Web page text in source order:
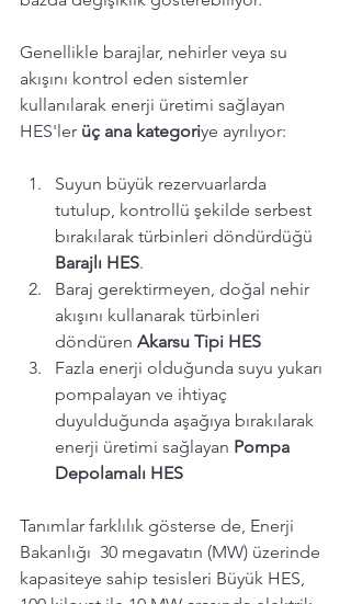
Genellikle barajlar, nehirler veya su
akışını kontrol eden sistemler
kullanılarak enerji üretimi sağlayan
HES'ler üç ana kategoriye ayrılıyor:
Suyun büyük rezervuarlarda
tutulup, kontrollü şekilde serbest
bırakılarak türbinleri döndürdüğü
Barajlı HES.
Baraj gerektirmeyen, doğal nehir
akışını kullanarak türbinleri
döndüren Akarsu Tipi HES
Fazla enerji olduğunda suyu yukarı
pompalayan ve ihtiyaç
duyulduğunda aşağıya bırakılarak
enerji üretimi sağlayan Pompa
Depolamalı HES
Tanımlar farklılık gösterse de, Enerji
Bakanlığı  30 megavatın (MW) üzerinde
kapasiteye sahip tesisleri Büyük HES,